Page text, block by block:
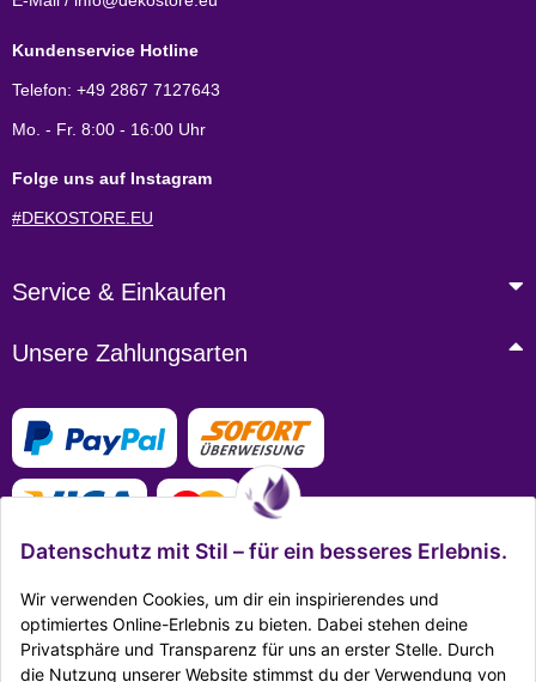
Kundenservice Hotline
Telefon: +49 2867 7127643
Mo. - Fr. 8:00 - 16:00 Uhr
Folge uns auf Instagram
#DEKOSTORE.EU
Service & Einkaufen
Unsere Zahlungsarten
Mehr Infos zu den Zahlungsarten
Datenschutz mit Stil – für ein besseres Erlebnis.
Wir verwenden Cookies, um dir ein inspirierendes und
optimiertes Online-Erlebnis zu bieten. Dabei stehen deine
Privatsphäre und Transparenz für uns an erster Stelle. Durch
die Nutzung unserer Website stimmst du der Verwendung von